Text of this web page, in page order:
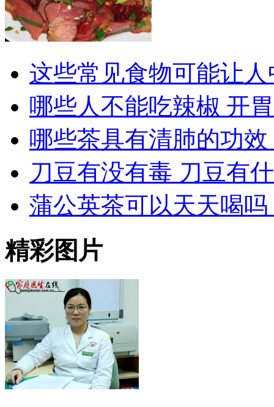
这些常见食物可能让人
哪些人不能吃辣椒 开
哪些茶具有清肺的功
刀豆有没有毒 刀豆有
蒲公英茶可以天天喝
精彩图片